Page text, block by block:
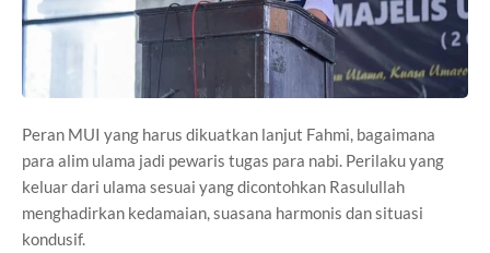
Peran MUI yang harus dikuatkan lanjut Fahmi, bagaimana
para alim ulama jadi pewaris tugas para nabi. Perilaku yang
keluar dari ulama sesuai yang dicontohkan Rasulullah
menghadirkan kedamaian, suasana harmonis dan situasi
kondusif.